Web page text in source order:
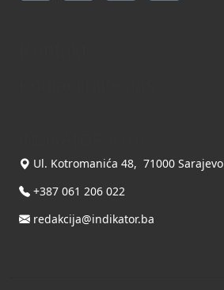
Ul. Kotromanića 48, 71000 Sarajevo
+387 061 206 022
redakcija@indikator.ba